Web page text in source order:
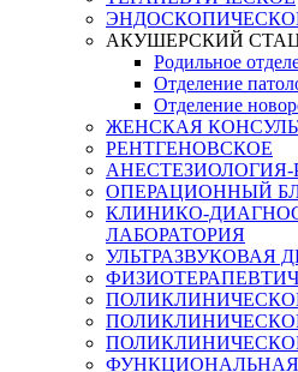
АКУШЕРСКИЙ
Родильное
Отделение
Отделение
ЖЕНСКАЯ
РЕНТГЕНОВСКОЕ
ОПЕРАЦИОННЫЙ
КЛИНИКО-
ЛАБОРАТОРИЯ
УЛЬТРАЗВУКОВАЯ